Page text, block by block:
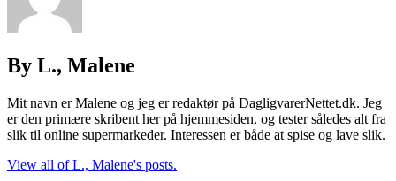
By L., Malene
Mit navn er Malene og jeg er redaktør på DagligvarerNettet.dk. Jeg
er den primære skribent her på hjemmesiden, og tester således alt fra
slik til online supermarkeder. Interessen er både at spise og lave slik.
View all of L., Malene's posts.